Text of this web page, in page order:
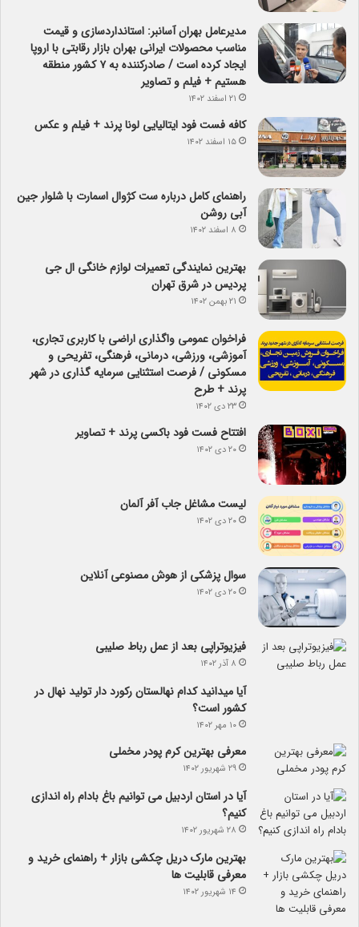
مدیرعامل بهران آسانبر: استانداردسازی و قیمت
مناسب محصولات ایرانی بهران بازار رقابتی با اروپا
ایجاد کرده است / صادرکننده به ۷ کشور منطقه
هستیم + فیلم و تصاویر
۲۱ اسفند ۱۴۰۲
کافه فست فود ایتالیایی لونا پرند + فیلم و عکس
۱۵ اسفند ۱۴۰۲
راهنمای کامل درباره ست کژوال اسمارت با شلوار جین
آبی روشن
۸ اسفند ۱۴۰۲
بهترین نمایندگی تعمیرات لوازم خانگی ال جی
پردیس در شرق تهران
۲۱ بهمن ۱۴۰۲
فراخوان عمومی واگذاری اراضی با کاربری تجاری،
آموزشی، ورزشی، درمانی، فرهنگی، تفریحی و
مسکونی / فرصت استثنایی سرمایه گذاری در شهر
پرند + طرح
۲۳ دی ۱۴۰۲
افتتاح فست فود باکسی پرند + تصاویر
۲۰ دی ۱۴۰۲
لیست مشاغل جاب آفر آلمان
۲۰ دی ۱۴۰۲
سوال پزشکی از هوش مصنوعی آنلاین
۲۰ دی ۱۴۰۲
فیزیوتراپی بعد از عمل رباط صلیبی
۸ آذر ۱۴۰۲
آیا می­دانید کدام نهالستان رکورد دار تولید نهال­ در
کشور است؟
۱۰ مهر ۱۴۰۲
معرفی بهترین کرم پودر مخملی
۲۹ شهریور ۱۴۰۲
آیا در استان اردبیل می توانیم باغ بادام راه اندازی
کنیم؟
۲۸ شهریور ۱۴۰۲
بهترین مارک دریل چکشی بازار + راهنمای خرید و
معرفی قابلیت ها
۱۴ شهریور ۱۴۰۲